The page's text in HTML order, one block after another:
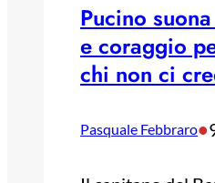
Pucino
e coraggio
chi non ci
Pasquale Febbraro•